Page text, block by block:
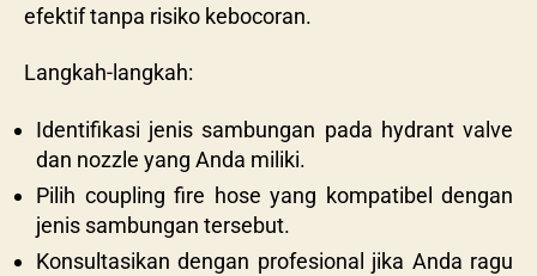
efektif tanpa risiko kebocoran.
Langkah-langkah:
Identifikasi jenis sambungan pada hydrant valve
dan nozzle yang Anda miliki.
Pilih coupling fire hose yang kompatibel dengan
jenis sambungan tersebut.
Konsultasikan dengan profesional jika Anda ragu